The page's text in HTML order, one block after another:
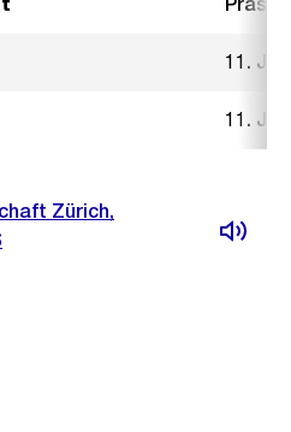
11.
11.
Zürich,